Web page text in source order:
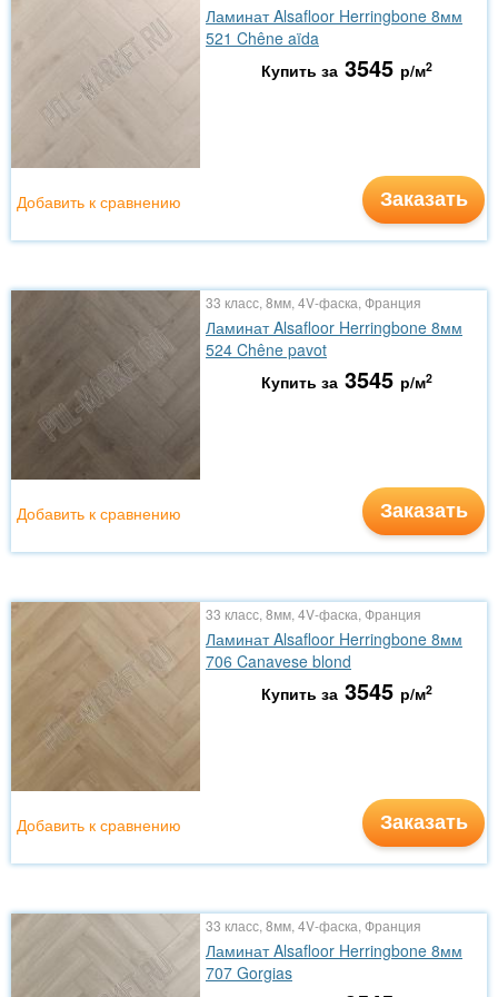
Ламинат Alsafloor Herringbone 8мм
521 Chêne aïda
Купить за 3545 р/м2
Заказать
Добавить к сравнению
33 класс, 8мм, 4V-фаска, Франция
Ламинат Alsafloor Herringbone 8мм
524 Chêne pavot
Купить за 3545 р/м2
Заказать
Добавить к сравнению
33 класс, 8мм, 4V-фаска, Франция
Ламинат Alsafloor Herringbone 8мм
706 Canavese blond
Купить за 3545 р/м2
Заказать
Добавить к сравнению
33 класс, 8мм, 4V-фаска, Франция
Ламинат Alsafloor Herringbone 8мм
707 Gorgias